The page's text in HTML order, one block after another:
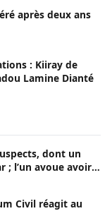
après deux ans
: Kiiray de
Lamine Dianté
dont un
; l’un avoue avoir
Civil réagit au